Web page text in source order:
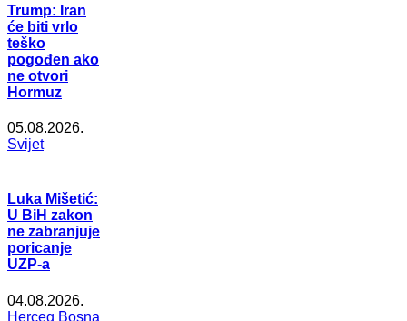
Trump: Iran
će biti vrlo
teško
pogođen ako
ne otvori
Hormuz
05.08.2026.
Svijet
Luka Mišetić:
U BiH zakon
ne zabranjuje
poricanje
UZP-a
04.08.2026.
Herceg Bosna